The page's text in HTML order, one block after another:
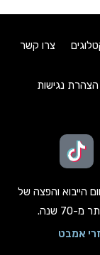
צרו קשר
הצהרת נגישות
הייבוא והפצה של
שנה.